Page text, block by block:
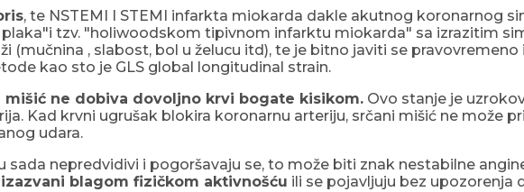
, te NSTEMI I STEMI infarkta miokarda dakle akutnog koronarnog
tzv. "holiwoodskom tipivnom infarktu miokarda" sa izrazitim
(mučnina , slabost, bol u želucu itd), te je bitno javiti se
kao sto je GLS global longitudinal strain.
mišić ne dobiva dovoljno krvi bogate kisikom. Ovo stanje je
Kad krvni ugrušak blokira koronarnu arteriju, srčani mišić ne može
udara.
sada nepredvidivi i pogoršavaju se, to može biti znak nestabilne
blagom fizičkom aktivnošću ili se pojavljuju bez upozorenja